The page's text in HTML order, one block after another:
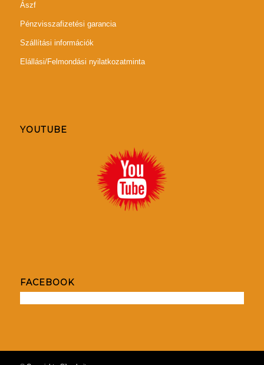
Ászf
Pénzvisszafizetési garancia
Szállítási információk
Elállási/Felmondási nyilatkozatminta
YOUTUBE
FACEBOOK